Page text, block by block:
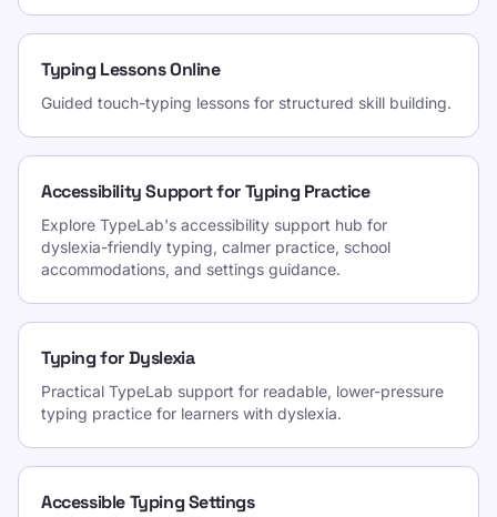
Typing Lessons Online
Guided touch-typing lessons for structured skill building.
Accessibility Support for Typing Practice
Explore TypeLab's accessibility support hub for
dyslexia-friendly typing, calmer practice, school
accommodations, and settings guidance.
Typing for Dyslexia
Practical TypeLab support for readable, lower-pressure
typing practice for learners with dyslexia.
Accessible Typing Settings